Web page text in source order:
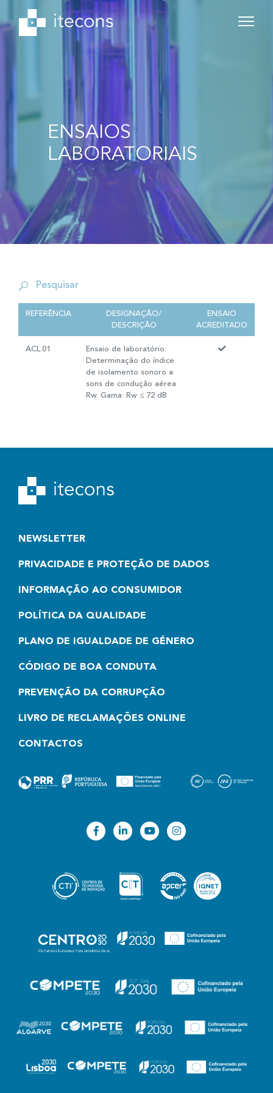
ENSAIOS
LABORATORIAIS
REFERÊNCIA
DESIGNAÇÃO/
DESCRIÇÃO
ENSAIO
ACREDITADO
ACL.01
Ensaio de laboratório:
Determinação do índice
de isolamento sonoro a
sons de condução aérea
Rw. Gama: Rw ≤ 72 dB
NEWSLETTER
PRIVACIDADE E PROTEÇÃO DE DADOS
INFORMAÇÃO AO CONSUMIDOR
POLÍTICA DA QUALIDADE
PLANO DE IGUALDADE DE GÉNERO
CÓDIGO DE BOA CONDUTA
PREVENÇÃO DA CORRUPÇÃO
LIVRO DE RECLAMAÇÕES ONLINE
CONTACTOS